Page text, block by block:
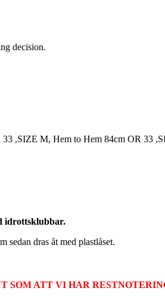
decision.
,SIZE M, Hem to Hem 84cm OR 33
idrottsklubbar.
sedan dras åt med plastlåset.
SOM ATT VI HAR